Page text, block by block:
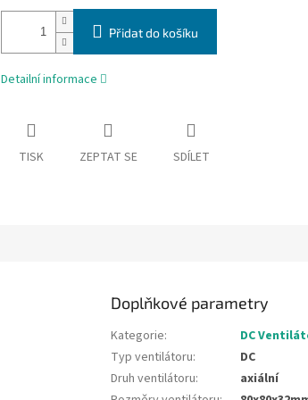
Přidat do košíku
Detailní informace
TISK ZEPTAT SE SDÍLET
Doplňkové parametry
Kategorie:
DC
Typ ventilátoru:
DC
Druh ventilátoru:
axiální